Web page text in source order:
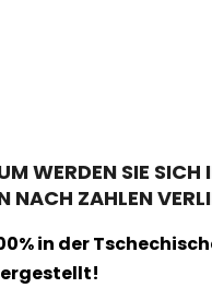
WERDEN SIE SICH
NACH ZAHLEN
in der